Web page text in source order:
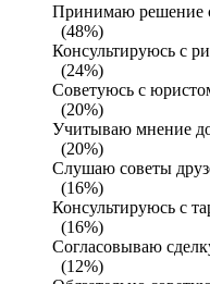
Принимаю решение
(48%)
Консультируюсь с
(24%)
Советуюсь с
(20%)
Учитываю мнение
(20%)
Слушаю советы
(16%)
Консультируюсь с
(16%)
Согласовываю
(12%)